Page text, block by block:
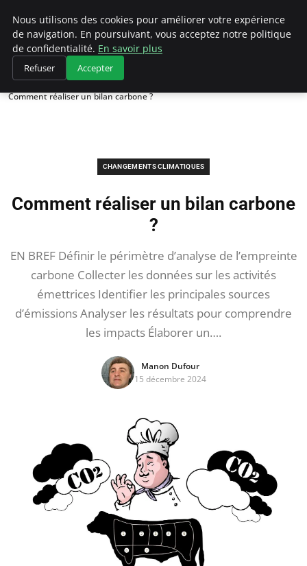
Climategatecountryclub.com
Accueil
Changements climatiques
Comment réaliser un bilan carbone ?
CHANGEMENTS CLIMATIQUES
Comment réaliser un bilan carbone
?
EN BREF Définir le périmètre d’analyse de l’empreinte
carbone Collecter les données sur les activités
émettrices Identifier les principales sources
d’émissions Analyser les résultats pour comprendre
les impacts Élaborer un….
Manon Dufour
15 décembre 2024
Nous utilisons des cookies pour améliorer votre expérience
de navigation. En poursuivant, vous acceptez notre politique
de confidentialité. En savoir plus
Refuser Accepter